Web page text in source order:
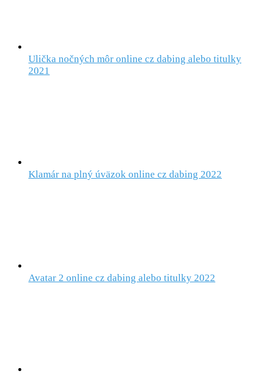
Ulička nočných môr online cz dabing alebo titulky
2021
Klamár na plný úväzok online cz dabing 2022
Avatar 2 online cz dabing alebo titulky 2022